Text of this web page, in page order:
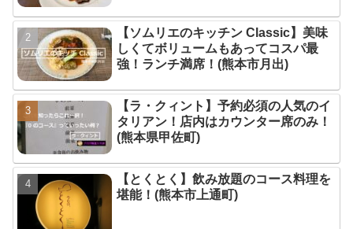
【ソムリエのキッチン Classic】美味
しくてボリュームもあってコスパ最
強！ランチ満席！(熊本市月出)
【ラ・クィント】予約必須の人気のイ
タリアン！店内はカウンター席のみ！
(熊本県甲佐町)
【とくとく】飲み放題のコース料理を
堪能！(熊本市上通町)